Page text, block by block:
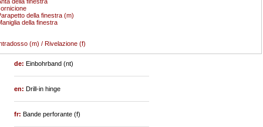
della finestra (m)
della finestra
(m) / Rivelazione (f)
de:Einbohrband (nt)
en:Drill-in hinge
fr:Bande perforante (f)